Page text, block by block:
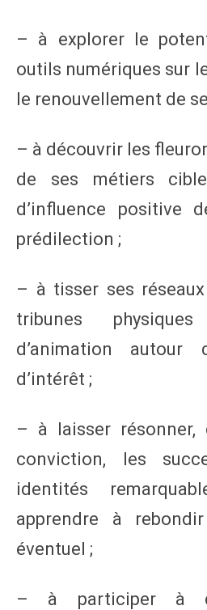
– à explorer le
outils numériques sur
le renouvellement de
– à découvrir les
de ses métiers
d’influence positive
prédilection ;
– à tisser ses
tribunes
d’animation
d’intérêt ;
– à laisser résonner,
conviction, les
identités
apprendre à
éventuel ;
– à participer à